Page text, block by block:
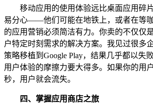
移动应用的使用体验远比桌面应用碎
易分心——他们可能在地铁上，或者在等
的应用营销必须简洁有力。你卖的不仅仅
户特定时刻需求的解决方案。我见过很多
策略移植到Google Play，结果几乎都以失
用户体验的摩擦力要大得多。如果你的用
秒，用户就会流失。
四、 掌握应用 商店之旅